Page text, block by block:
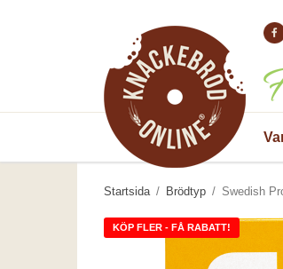
Startsida / Brödtyp / Swedish
KÖP FLER - FÅ RABATT!